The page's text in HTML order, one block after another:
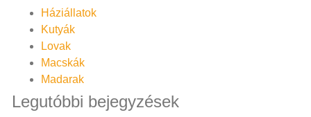
Háziállatok
Kutyák
Lovak
Macskák
Madarak
Legutóbbi bejegyzések